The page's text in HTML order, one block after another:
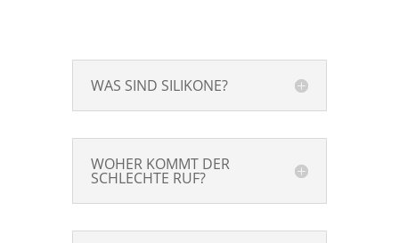
WAS SIND SILIKONE?
WOHER KOMMT DER
SCHLECHTE RUF?